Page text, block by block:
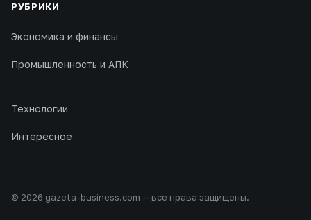
РУБРИКИ
Экономика и финансы
Промышленность и АПК
Технологии
Интересное
© 2026 gazeta-business.com — все права защищены.